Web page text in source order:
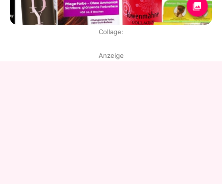
Collage:
Anzeige